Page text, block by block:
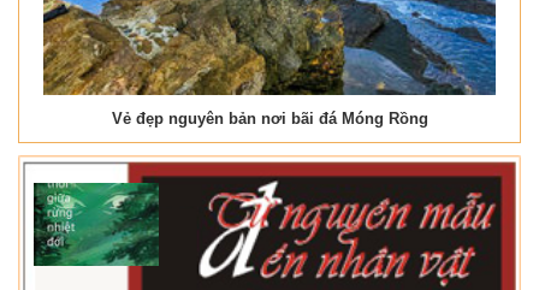
Vẻ đẹp nguyên bản nơi bãi đá Móng Rồng